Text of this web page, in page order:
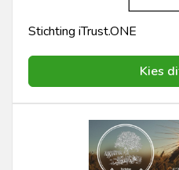
Stichting iTrust.ONE
Kies